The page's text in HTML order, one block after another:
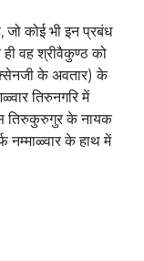
कोई भी इन प्रबंध
वह श्रीवैकुण्ठ को
के अवतार) के
तिरुनगरि में
तिरुकुरुगुर के नायक
नम्माळ्वार के हाथ में